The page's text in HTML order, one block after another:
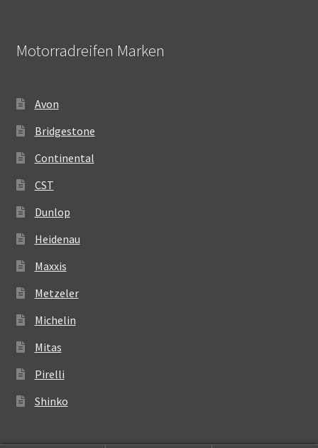
Motorradreifen Marken
Avon
Bridgestone
Continental
CST
Dunlop
Heidenau
Maxxis
Metzeler
Michelin
Mitas
Pirelli
Shinko